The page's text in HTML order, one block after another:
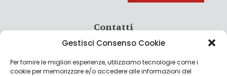
Gestisci Consenso Cookie
Per fornire le migliori esperienze, utilizziamo tecnologie come i
cookie per memorizzare e/o accedere alle informazioni del
Contatti
info@culturagroalimentare.com